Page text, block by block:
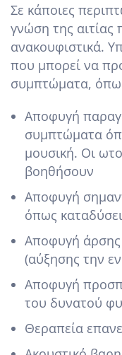
Σε κάποιες
γνώση της αιτίας
ανακουφιστικά.
που μπορεί να
συμπτώματα,
Αποφυγή
συμπτώματα
μουσική. Οι
βοηθήσουν
Αποφυγή
όπως
Αποφυγή άρσης
(αύξησης την
Αποφυγή
του δυνατού
Θεραπεία